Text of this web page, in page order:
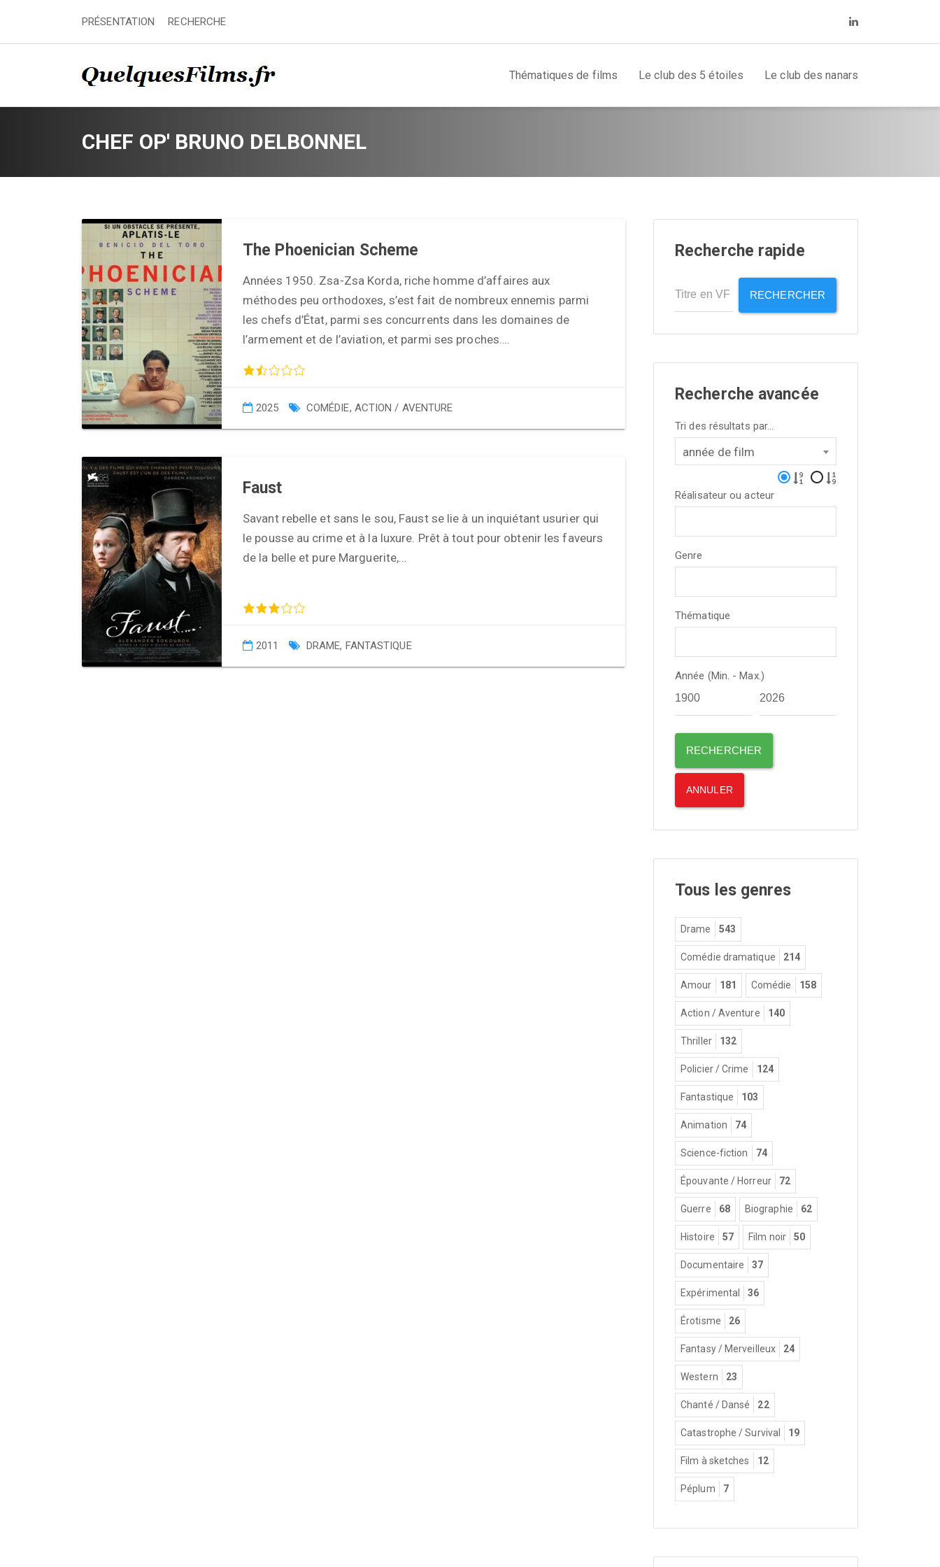
PRÉSENTATION RECHERCHE
Thématiques de films Le club des 5 étoiles Le club des nanars
CHEF OP' BRUNO DELBONNEL
The Phoenician Scheme
Années 1950. Zsa-Zsa Korda, riche homme d’affaires aux
méthodes peu orthodoxes, s’est fait de nombreux ennemis parmi
les chefs d’État, parmi ses concurrents dans les domaines de
l’armement et de l’aviation, et parmi ses proches….
2025 COMÉDIE, ACTION / AVENTURE
Faust
Savant rebelle et sans le sou, Faust se lie à un inquiétant usurier qui
le pousse au crime et à la luxure. Prêt à tout pour obtenir les faveurs
de la belle et pure Marguerite,…
2011 DRAME, FANTASTIQUE
Recherche rapide
RECHERCHER
Recherche avancée
Tri des résultats par...
année de film
Réalisateur ou acteur
Genre
Thématique
Année (Min. - Max.)
Tous les genres
Drame 543
Comédie dramatique 214
Amour 181 Comédie 158
Action / Aventure 140
Thriller 132
Policier / Crime 124
Fantastique 103
Animation 74
Science-fiction 74
Épouvante / Horreur 72
Guerre 68 Biographie 62
Histoire 57 Film noir 50
Documentaire 37
Expérimental 36
Érotisme 26
Fantasy / Merveilleux 24
Western 23
Chanté / Dansé 22
Catastrophe / Survival 19
Film à sketches 12
Péplum 7